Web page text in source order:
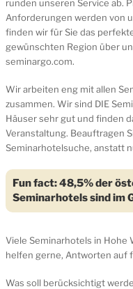
runden unseren Service ab.
Anforderungen werden von
finden wir für Sie das
gewünschten Region über
seminargo.com.
Wir arbeiten eng mit allen
zusammen. Wir sind DIE
Häuser sehr gut und finden
Veranstaltung. Beauftragen
Seminarhotelsuche, anstatt
Fun fact: 48,5%der
Seminarhotels sindim
Viele Seminarhotels in Hohe
helfen gerne, Antworten auf
Was soll berücksichtigt